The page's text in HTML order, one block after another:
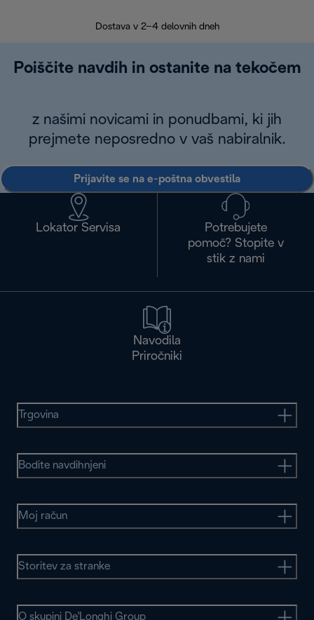
Dostava v 2–4 delovnih dneh
Poiščite navdih in ostanite na tekočem
z našimi novicami in ponudbami, ki jih
prejmete neposredno v vaš nabiralnik.
Prijavite se na e-poštna obvestila
Lokator Servisa
Potrebujete
pomoč? Stopite v
stik z nami
Navodila
Priročniki
Trgovina
Bodite navdihnjeni
Moj račun
Storitev za stranke
O skupini De'Longhi Group